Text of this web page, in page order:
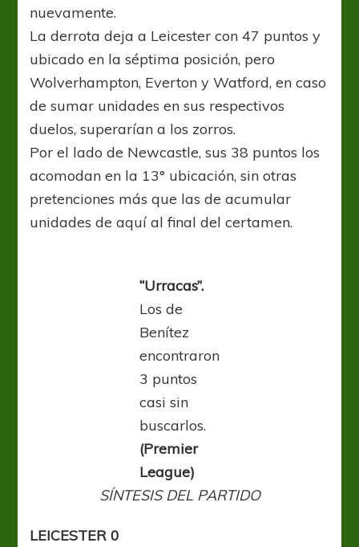
nuevamente.
La derrota deja a Leicester con 47 puntos y
ubicado en la séptima posición, pero
Wolverhampton, Everton y Watford, en caso
de sumar unidades en sus respectivos
duelos, superarían a los zorros.
Por el lado de Newcastle, sus 38 puntos los
acomodan en la 13° ubicación, sin otras
pretenciones más que las de acumular
unidades de aquí al final del certamen.
“Urracas”.
Los de
Benítez
encontraron
3 puntos
casi sin
buscarlos.
(Premier
League)
SÍNTESIS DEL PARTIDO
LEICESTER 0